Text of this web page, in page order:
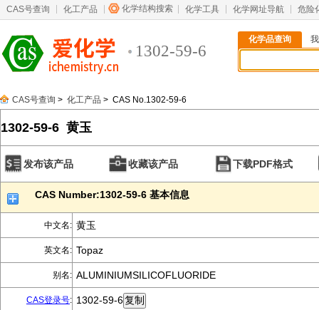
CAS号查询 化工产品 化学结构搜索 化学工具 化学网址导航 危险
1302-59-6
化学品查询
CAS号查询 > 化工产品 > CAS No.1302-59-6
1302-59-6 黄玉
发布该产品 收藏该产品 下载PDF格式
CAS Number:1302-59-6 基本信息
中文名: 黄玉
英文名: Topaz
别名: ALUMINIUMSILICOFLUORIDE
CAS登录号: 1302-59-6